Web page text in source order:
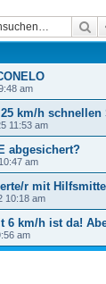
am
km/h
11:53 am
abgesichert?
am
r mit
10:18 am
6 km/h ist da!
am